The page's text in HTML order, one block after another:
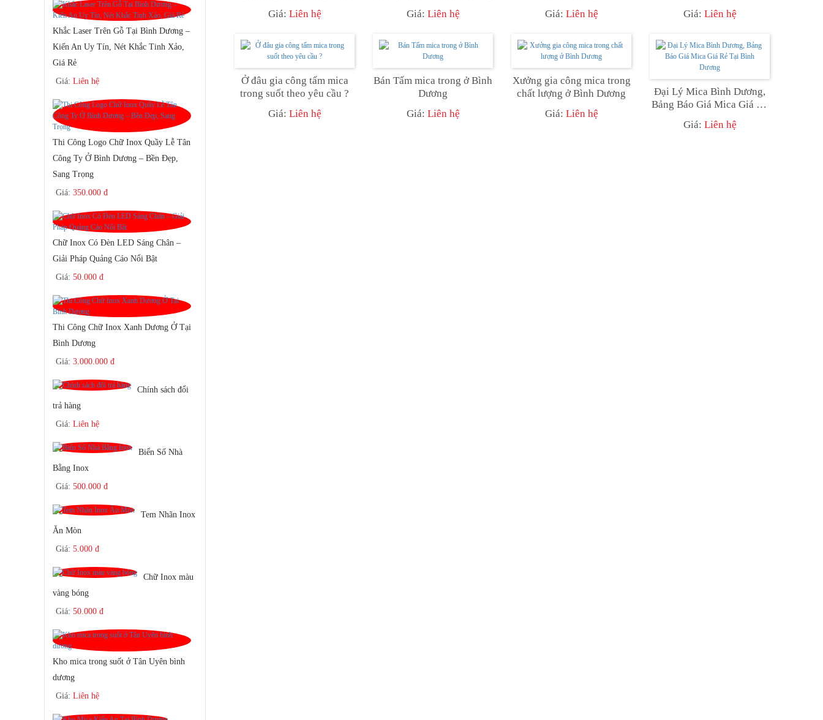
Khắc Laser Trên Gỗ Tại Bình Dương –
Kiến An Uy Tín, Nét Khắc Tinh Xảo,
Giá Rẻ
Giá: Liên hệ
Thi Công Logo Chữ Inox Quầy Lễ Tân
Công Ty Ở Bình Dương – Bền Đẹp,
Sang Trọng
Giá: 350.000 đ
Chữ Inox Có Đèn LED Sáng Chân –
Giải Pháp Quảng Cáo Nổi Bật
Giá: 50.000 đ
Thi Công Chữ Inox Xanh Dương Ở Tại
Bình Dương
Giá: 3.000.000 đ
Chính sách đổi
trả hàng
Giá: Liên hệ
Biển Số Nhà
Bằng Inox
Giá: 500.000 đ
Tem Nhãn Inox
Ăn Mòn
Giá: 5.000 đ
Chữ Inox màu
vàng bóng
Giá: 50.000 đ
Kho mica trong suốt ở Tân Uyên bình
dương
Giá: Liên hệ
Giá: Liên hệ
Giá: Liên hệ
Giá: Liên hệ
Giá: Liên hệ
Ở đâu gia công tấm mica
trong suốt theo yêu cầu ?
Giá: Liên hệ
Bán Tấm mica trong ở Bình
Dương
Giá: Liên hệ
Xưởng gia công mica trong
chất lượng ở Bình Dương
Giá: Liên hệ
Đại Lý Mica Bình Dương,
Bảng Báo Giá Mica Giá Rẻ
Giá: Liên hệ